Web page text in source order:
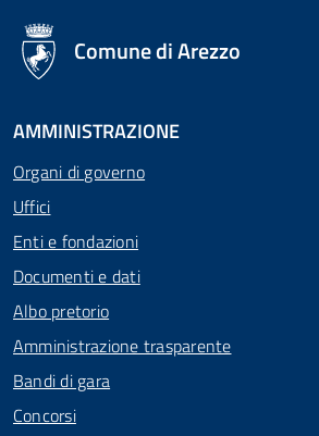
logo Unione Europea
Comune di Arezzo
AMMINISTRAZIONE
Organi di governo
Uffici
Enti e fondazioni
Documenti e dati
Albo pretorio
Amministrazione trasparente
Bandi di gara
Concorsi